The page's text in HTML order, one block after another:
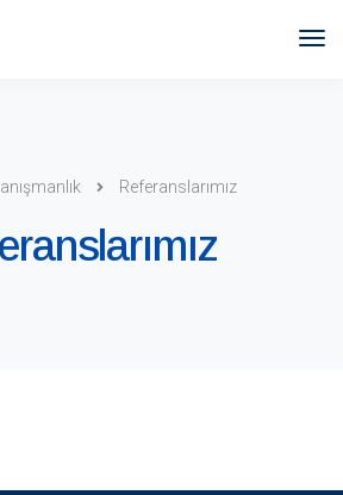
Referanslarımız